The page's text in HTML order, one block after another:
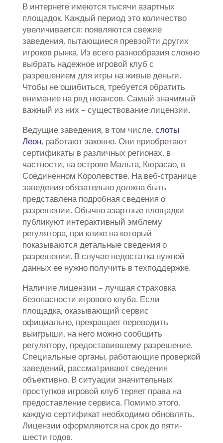
В интернете имеются тысячи азартных
площадок. Каждый период это количество
увеличивается: появляются свежие
заведения, пытающиеся превзойти других
игроков рынка. Из всего разнообразия сложно
выбрать надежное игровой клуб с
разрешением для игры на живые деньги.
Чтобы не ошибиться, требуется обратить
внимание на ряд нюансов. Самый значимый
важный из них – существование лицензии.
Ведущие заведения, в том числе, слоты
Леон, работают законно. Они приобретают
сертификаты в различных регионах, в
частности, на острове Мальта, Кюрасао, в
Соединенном Королевстве. На веб-странице
заведения обязательно должна быть
представлена подробная сведения о
разрешении. Обычно азартные площадки
публикуют интерактивный эмблему
регулятора, при клике на который
показываются детальные сведения о
разрешении. В случае недостатка нужной
данных ее нужно получить в техподдержке.
Наличие лицензии – лучшая страховка
безопасности игрового клуба. Если
площадка, оказывающий сервис
официально, прекращает переводить
выигрыши, на него можно сообщить
регулятору, предоставившему разрешение.
Специальные органы, работающие проверкой
заведений, рассматривают сведения
объективно. В ситуации значительных
проступков игровой клуб теряет права на
предоставление сервиса. Помимо этого,
каждую сертификат необходимо обновлять.
Лицензии оформляются на срок до пяти-
шести годов.